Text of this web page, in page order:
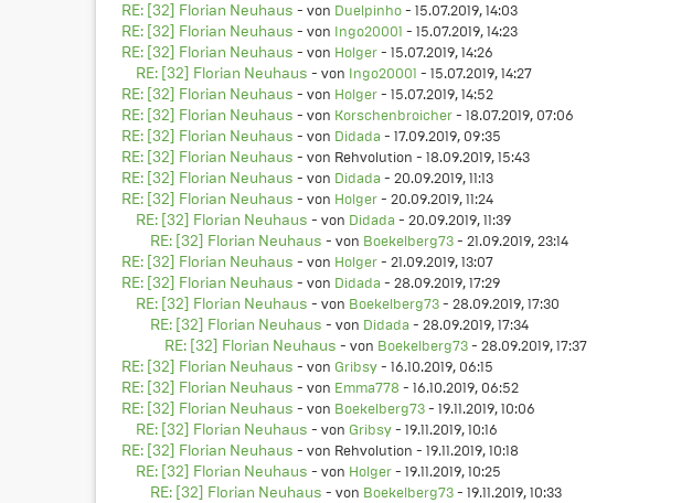
RE: [32] Florian Neuhaus - von Duelpinho - 15.07.2019, 14:03
RE: [32] Florian Neuhaus - von Ingo20001 - 15.07.2019, 14:23
RE: [32] Florian Neuhaus - von Holger - 15.07.2019, 14:26
RE: [32] Florian Neuhaus - von Ingo20001 - 15.07.2019, 14:27
RE: [32] Florian Neuhaus - von Holger - 15.07.2019, 14:52
RE: [32] Florian Neuhaus - von Korschenbroicher - 18.07.2019, 07:06
RE: [32] Florian Neuhaus - von Didada - 17.09.2019, 09:35
RE: [32] Florian Neuhaus - von Rehvolution - 18.09.2019, 15:43
RE: [32] Florian Neuhaus - von Didada - 20.09.2019, 11:13
RE: [32] Florian Neuhaus - von Holger - 20.09.2019, 11:24
RE: [32] Florian Neuhaus - von Didada - 20.09.2019, 11:39
RE: [32] Florian Neuhaus - von Boekelberg73 - 21.09.2019, 23:14
RE: [32] Florian Neuhaus - von Holger - 21.09.2019, 13:07
RE: [32] Florian Neuhaus - von Didada - 28.09.2019, 17:29
RE: [32] Florian Neuhaus - von Boekelberg73 - 28.09.2019, 17:30
RE: [32] Florian Neuhaus - von Didada - 28.09.2019, 17:34
RE: [32] Florian Neuhaus - von Boekelberg73 - 28.09.2019, 17:37
RE: [32] Florian Neuhaus - von Gribsy - 16.10.2019, 06:15
RE: [32] Florian Neuhaus - von Emma778 - 16.10.2019, 06:52
RE: [32] Florian Neuhaus - von Boekelberg73 - 19.11.2019, 10:06
RE: [32] Florian Neuhaus - von Gribsy - 19.11.2019, 10:16
RE: [32] Florian Neuhaus - von Rehvolution - 19.11.2019, 10:18
RE: [32] Florian Neuhaus - von Holger - 19.11.2019, 10:25
RE: [32] Florian Neuhaus - von Boekelberg73 - 19.11.2019, 10:33